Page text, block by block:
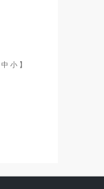
中 小 】